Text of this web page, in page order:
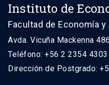
Instituto de
Facultad de Economía
Avda. Vicuña Mackenna
Teléfono: +56 2 2354 4303
Dirección de Postgrado: